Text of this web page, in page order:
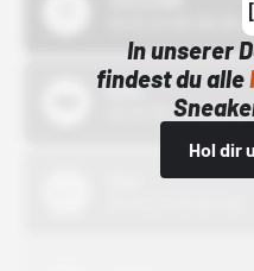
In unserer
findest du alle
Hol dir
Bstn
01.10.22 00:00 Uhr